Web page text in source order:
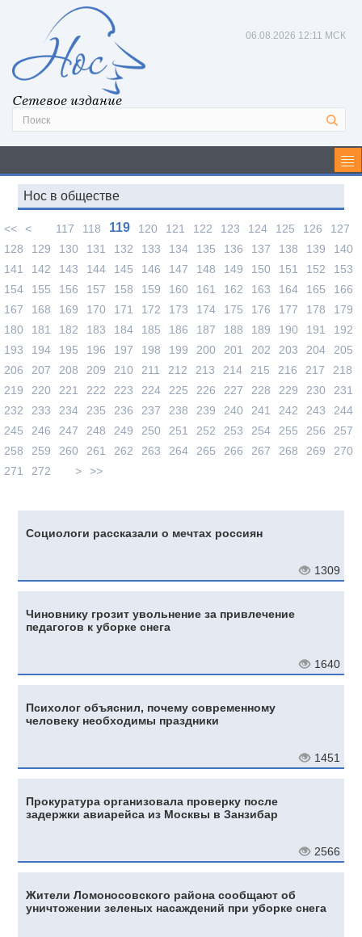
Сетевое издание
06.08.2026 12:11 МСК
Нос в обществе
<< < 117 118 119 120 121 122 123 124 125 126
127
128
129 130 131 132 133 134 135 136 137 138 139
140
141
142 143 144 145 146 147 148 149 150 151 152
153
154
155 156 157 158 159 160 161 162 163 164 165
166
167
168 169 170 171 172 173 174 175 176 177 178
179
180
181 182 183 184 185 186 187 188 189 190 191
192
193
194 195 196 197 198 199 200 201 202 203 204
205
206
207 208 209 210 211 212 213 214 215 216 217
218
219
220 221 222 223 224 225 226 227 228 229 230
231
232
233 234 235 236 237 238 239 240 241 242 243
244
245
246 247 248 249 250 251 252 253 254 255 256
257
258
259 260 261 262 263 264 265 266 267 268 269
270
271
272 > >>
Социологи рассказали о мечтах россиян
1309
Чиновнику грозит увольнение за привлечение
педагогов к уборке снега
1640
Психолог объяснил, почему современному
человеку необходимы праздники
1451
Прокуратура организовала проверку после
задержки авиарейса из Москвы в Занзибар
2566
Жители Ломоносовского района сообщают об
уничтожении зеленых насаждений при уборке снега